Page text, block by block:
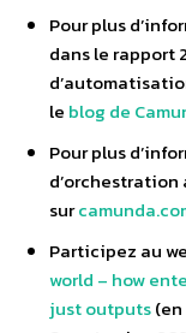
Pour plus
dans le rapport
le blog de
Pour plus
sur
Participez au
world – how
just outputs